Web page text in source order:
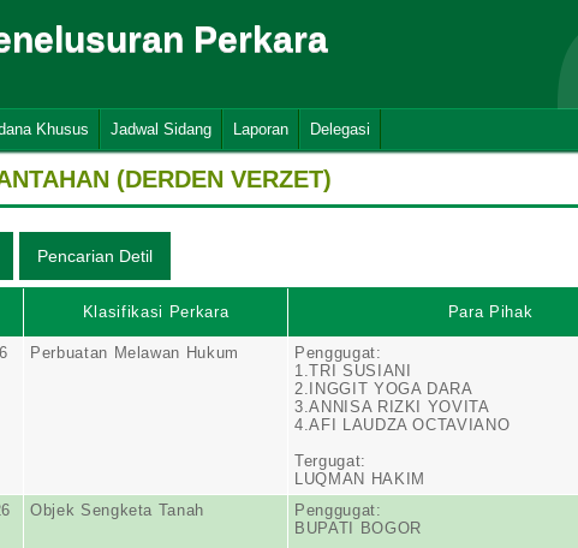
Perkara
Khusus Jadwal Sidang Laporan Delegasi
(DERDEN VERZET)
Klasifikasi Perkara Para Pihak
Perbuatan Melawan Hukum
Penggugat:
1.TRI SUSIANI
2.INGGIT YOGA DARA
3.ANNISA RIZKI YOVITA
4.AFI LAUDZA OCTAVIANO
Tergugat:
LUQMAN HAKIM
Objek Sengketa Tanah
Penggugat:
BUPATI BOGOR